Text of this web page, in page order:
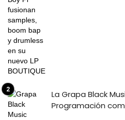
La Grapa Black
Programación